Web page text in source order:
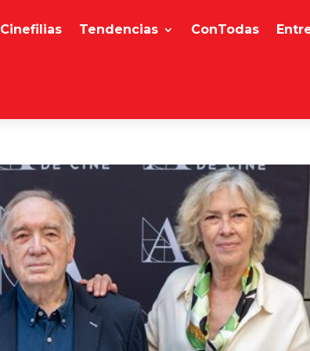
Cinefilias Tendencias ConTodas